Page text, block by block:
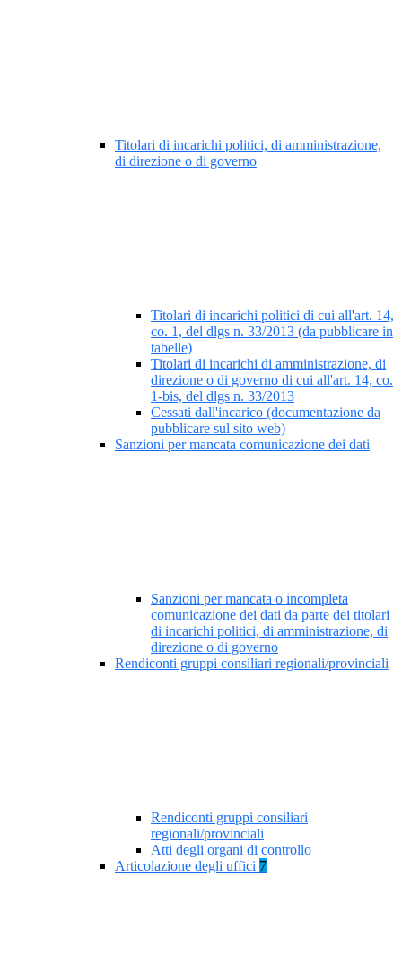
Titolari di incarichi politici, di amministrazione,
di direzione o di governo
Titolari di incarichi politici di cui all'art. 14,
co. 1, del dlgs n. 33/2013 (da pubblicare in
tabelle)
Titolari di incarichi di amministrazione, di
direzione o di governo di cui all'art. 14, co.
1-bis, del dlgs n. 33/2013
Cessati dall'incarico (documentazione da
pubblicare sul sito web)
Sanzioni per mancata comunicazione dei dati
Sanzioni per mancata o incompleta
comunicazione dei dati da parte dei titolari
di incarichi politici, di amministrazione, di
direzione o di governo
Rendiconti gruppi consiliari regionali/provinciali
Rendiconti gruppi consiliari
regionali/provinciali
Atti degli organi di controllo
Articolazione degli uffici 7